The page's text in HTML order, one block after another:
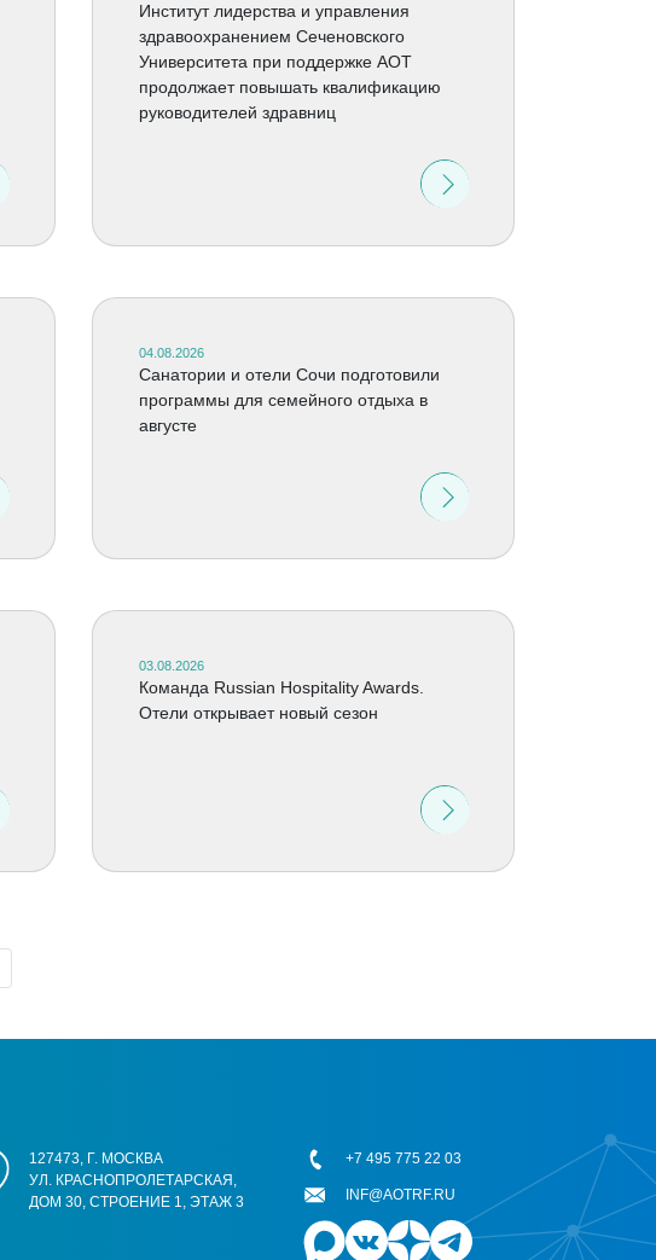
Институт лидерства и управления
здравоохранением Сеченовского
Университета при поддержке АОТ
продолжает повышать квалификацию
руководителей здравниц
04.08.2026
Санатории и отели Сочи подготовили
программы для семейного отдыха в
августе
03.08.2026
Команда Russian Hospitality Awards.
Отели открывает новый сезон
127473, Г. МОСКВА
УЛ. КРАСНОПРОЛЕТАРСКАЯ,
ДОМ 30, СТРОЕНИЕ 1, ЭТАЖ 3
+7 495 775 22 03
INF@AOTRF.RU